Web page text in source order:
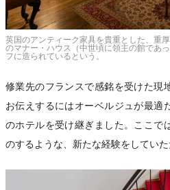
英国のアンティーク家具を貴重とした、重
のマナー・ハウス（中世頃に領主の館であ
フに造られているという。
修業先のフランスで感銘を受けた現
お伝えするにはオーベルジュが最適
のホテルを受け継ぎました。ここで
のするような、新たな経験をしていた